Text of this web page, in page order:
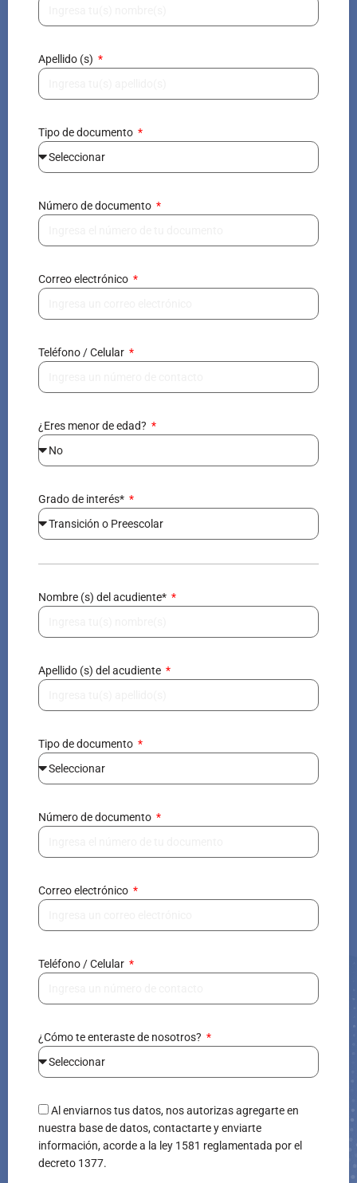
Apellido (s)
Tipo de documento
Número de documento
Correo electrónico
Teléfono / Celular
¿Eres menor de edad?
Grado de interés*
Nombre (s) del acudiente*
Apellido (s) del acudiente
Tipo de documento
Número de documento
Correo electrónico
Teléfono / Celular
¿Cómo te enteraste de nosotros?
Al enviarnos tus datos, nos autorizas agregarte en
nuestra base de datos, contactarte y enviarte
información, acorde a la ley 1581 reglamentada por el
decreto 1377.